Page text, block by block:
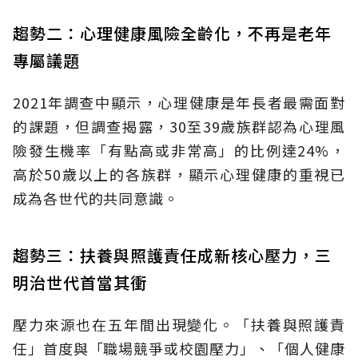
趨勢二：心理健康風險全齡化，不再是老年
專屬議題
2021年調查中顯示，心理健康是年長者最需面對
的課題，但調查揭露，30至39歲族群認為心理風
險發生機率「有點高或非常高」的比例達24%，
高於50歲以上的各族群，顯示心理健康的重視已
成為各世代的共同意識。
趨勢三：扶養與照護責任成新核心壓力，三
明治世代首當其衝
壓力來源也在五年間出現變化。「扶養與照護責
任」首度與「職場競爭或校園壓力」、「個人健康